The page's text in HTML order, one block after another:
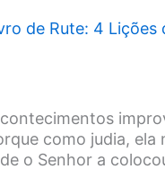
de Rute: 4
como judia,
o Senhor a